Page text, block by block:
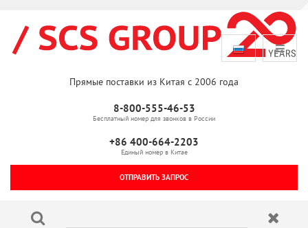
Прямые поставки из Китая с 2006 года
8-800-555-46-53
Бесплатный номер для звонков в России
+86 400-664-2203
Единый номер в Китае
ОТПРАВИТЬ ЗАПРОС